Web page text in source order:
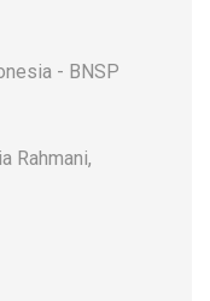
- BNSP
Rahmani,